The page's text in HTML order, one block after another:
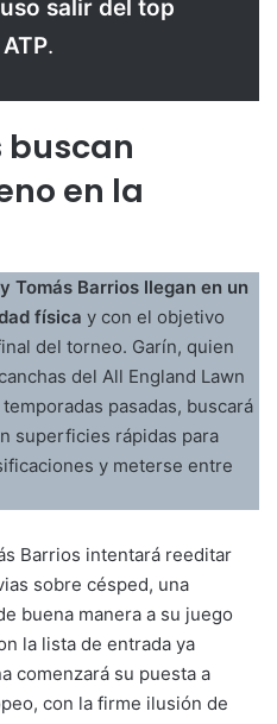
salir del top
.
buscan
en la
Tomás Barrios llegan en un
física y con el objetivo
del torneo. Garín, quien
del All England Lawn
pasadas, buscará
superficies rápidas para
y meterse entre
Barrios intentará reeditar
sobre césped, una
buena manera a su juego
la lista de entrada ya
comenzará su puesta a
con la firme ilusión de